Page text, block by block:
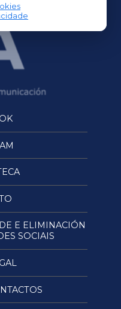
E ELIMINACIÓN
SOCIAIS